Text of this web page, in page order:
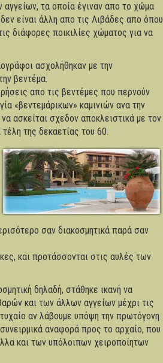
τα οποία έγιναν απο το χώμα
είναι άλλη απο τις Λιβάδες απο όπου
διάφορες ποικιλίες χώματος για να
ασχολήθηκαν με την
βεντέμα.
απο τις βεντέμες που περνούν
«βεντεμάρικων» καμινιών ανα την
ασκείται σχεδον αποκλειστικά με τον
της δεκαετίας του 60.
σαν διακοσμητικά παρά σαν
και προτάσσονται στις αυλές των
δηλαδή, στάθηκε ικανή να
και των άλλων αγγείων μέχρι τις
αν λάβουμε υπόψη την πρωτόγονη
αναφορά προς το αρχαίο, που
και των υπόλοιπων χειροποίητων